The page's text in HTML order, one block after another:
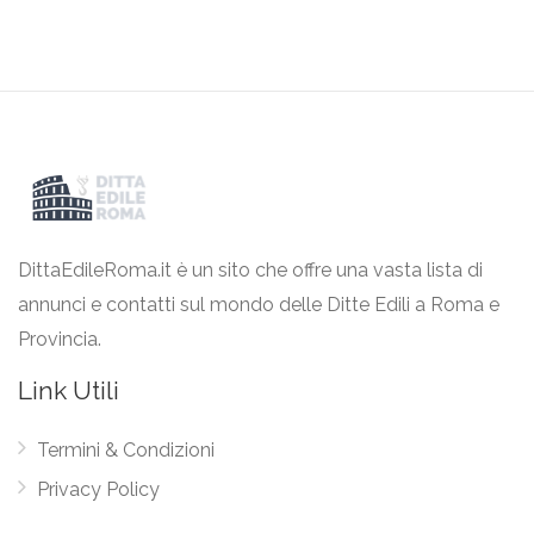
DittaEdileRoma.it è un sito che offre una vasta lista di
annunci e contatti sul mondo delle Ditte Edili a Roma e
Provincia.
Link Utili
Termini & Condizioni
Privacy Policy